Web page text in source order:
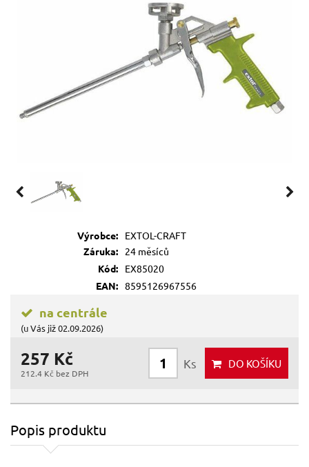
Výrobce:
EXTOL-CRAFT
Záruka:
24 měsíců
Kód:
EX85020
EAN: 8595126967556
na centrále
(u Vás již 02.09.2026)
257 Kč
212.4 Kč bez DPH
Ks DO KOŠÍKU
Popis produktu